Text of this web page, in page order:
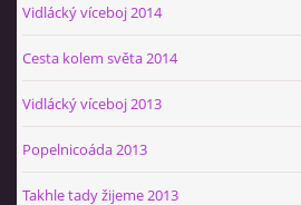
Vidlácký víceboj 2014
Cesta kolem světa 2014
Vidlácký víceboj 2013
Popelnicoáda 2013
Takhle tady žijeme 2013